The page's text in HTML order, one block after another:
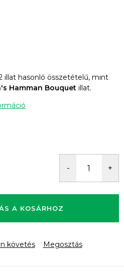
illat hasonló összetételű, mint
Hamman Bouquet illat.
A KOSÁRHOZ
követés Megosztás